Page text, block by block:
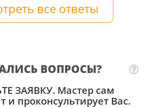
все ответы
ВОПРОСЫ?
ЗАЯВКУ. Мастер сам
и проконсультирует Вас.